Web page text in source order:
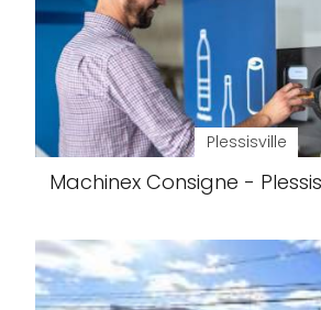
Plessisville
Machinex Consigne -